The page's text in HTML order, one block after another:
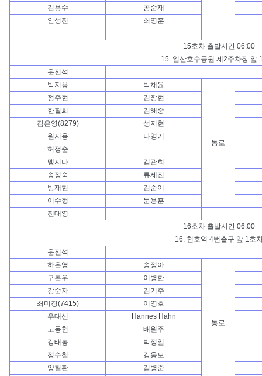
김용수
공순재
안성진
최명훈
15호차 출발시간 06:00
15. 일산호수공원 제2주차장 앞
운전석
박지용
박채윤
통로
정주현
김장현
한필희
김해중
김은영(8279)
성지현
원지응
나영기
허정순
맹지나
김관희
송정숙
류세진
방재현
김순이
이수형
문용훈
진태영
16호차 출발시간 06:00
16. 천호역 4번출구 앞 1호
운전석
하은영
송정아
통로
구본우
이병한
강순자
김기주
최미경(7415)
이영호
우대신
Hannes Hahn
고동천
배원주
강태봉
박정일
정수철
강웅모
양철환
김병준